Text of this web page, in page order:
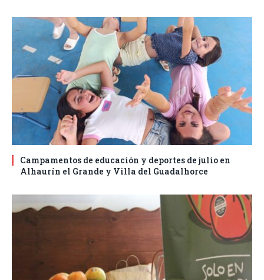
Campamentos de educación y deportes de julio en
Alhaurín el Grande y Villa del Guadalhorce